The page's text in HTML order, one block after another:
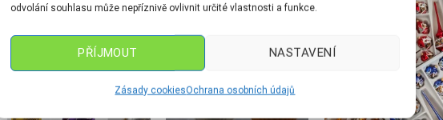
odvolání souhlasu může nepříznivě ovlivnit určité vlastnosti a funkce.
PŘÍJMOUT NASTAVENÍ
Zásady cookiesOchrana osobních údajů